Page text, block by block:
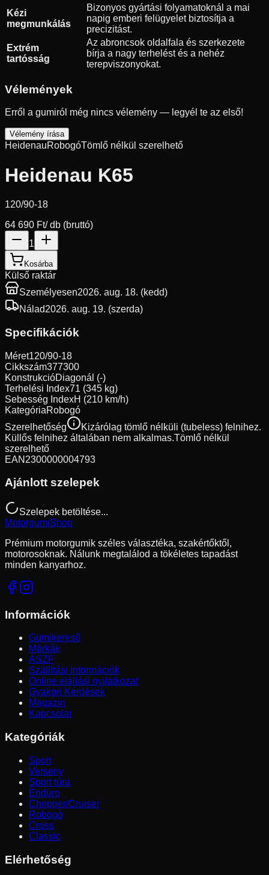
Kézi
megmunkálás
Bizonyos gyártási folyamatoknál a mai
napig emberi felügyelet biztosítja a
precizitást.
Extrém
tartósság
Az abroncsok oldalfala és szerkezete
bírja a nagy terhelést és a nehéz
terepviszonyokat.
Vélemények
Erről a gumiról még nincs vélemény — legyél te az első!
Vélemény írása
HeidenauRobogóTömlő nélkül szerelhető
Heidenau K65
120/90-18
64 690 Ft/ db (bruttó)
1
Kosárba
Külső raktár
Személyesen2026. aug. 18. (kedd)
Nálad2026. aug. 19. (szerda)
Specifikációk
Méret120/90-18
Cikkszám377300
KonstrukcióDiagonál (-)
Terhelési Index71 (345 kg)
Sebesség IndexH (210 km/h)
KategóriaRobogó
Szerelhetőség
Kizárólag tömlő nélküli (tubeless) felnihez.
Küllős felnihez általában nem alkalmas.Tömlő nélkül
szerelhető
EAN 2300000004793
Ajánlott szelepek
Szelepek betöltése...
MotorgumiShop
Prémium motorgumik széles választéka, szakértőktől,
motorosoknak. Nálunk megtalálod a tökéletes tapadást
minden kanyarhoz.
Információk
Gumikereső
Márkák
ÁSZF
Szállítási Információk
Online elállási nyilatkozat
Gyakori Kérdések
Magazin
Kapcsolat
Kategóriák
Sport
Verseny
Sport túra
Enduro
Chopper/Cruiser
Robogó
Cross
Classic
Elérhetőség